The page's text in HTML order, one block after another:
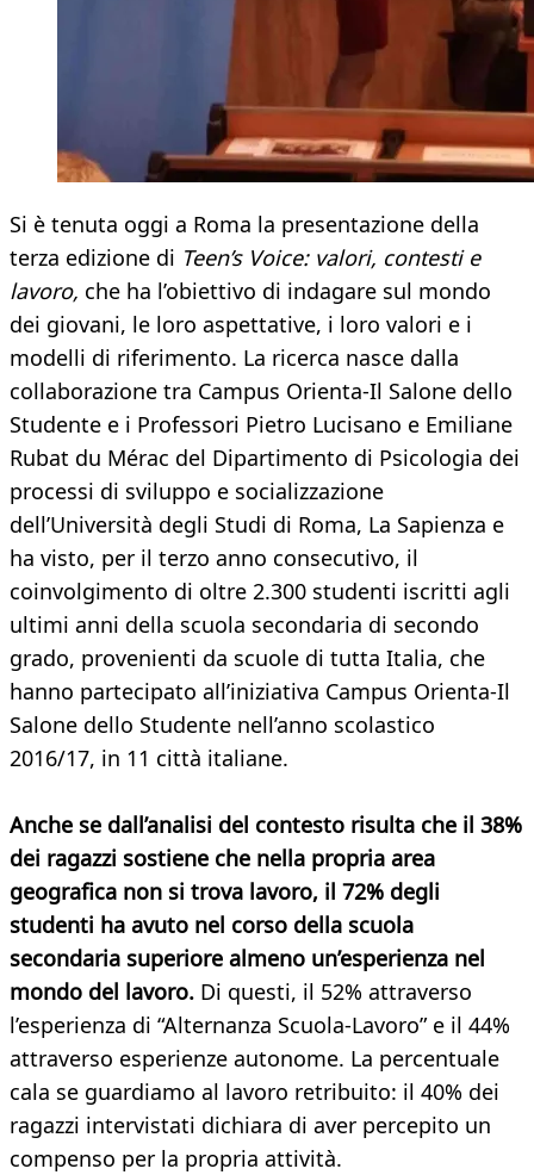
Si è tenuta oggi a Roma la presentazione della
terza edizione di Teen’s Voice: valori, contesti e
lavoro, che ha l’obiettivo di indagare sul mondo
dei giovani, le loro aspettative, i loro valori e i
modelli di riferimento. La ricerca nasce dalla
collaborazione tra Campus Orienta-Il Salone dello
Studente e i Professori Pietro Lucisano e Emiliane
Rubat du Mérac del Dipartimento di Psicologia dei
processi di sviluppo e socializzazione
dell’Università degli Studi di Roma, La Sapienza e
ha visto, per il terzo anno consecutivo, il
coinvolgimento di oltre 2.300 studenti iscritti agli
ultimi anni della scuola secondaria di secondo
grado, provenienti da scuole di tutta Italia, che
hanno partecipato all’iniziativa Campus Orienta-Il
Salone dello Studente nell’anno scolastico
2016/17, in 11 città italiane.
Anche se dall’analisi del contesto risulta che il 38%
dei ragazzi sostiene che nella propria area
geografica non si trova lavoro, il 72% degli
studenti ha avuto nel corso della scuola
secondaria superiore almeno un’esperienza nel
mondo del lavoro. Di questi, il 52% attraverso
l’esperienza di “Alternanza Scuola-Lavoro” e il 44%
attraverso esperienze autonome. La percentuale
cala se guardiamo al lavoro retribuito: il 40% dei
ragazzi intervistati dichiara di aver percepito un
compenso per la propria attività.